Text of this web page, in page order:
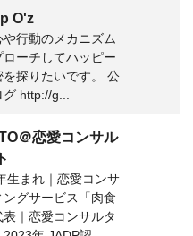
O'z
や行動のメカニズム
ローチしてハッピー
を探りたいです。 公
グ http://g...
＠恋愛コンサル
生まれ｜恋愛コンサ
ングサービス「肉食
表｜恋愛コンサルタ